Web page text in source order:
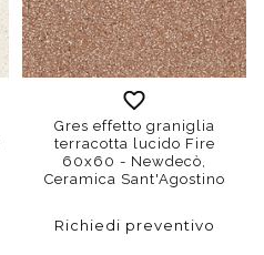
Gres effetto graniglia
terracotta lucido Fire
60x60 - Newdecò,
Ceramica Sant'Agostino
Richiedi preventivo